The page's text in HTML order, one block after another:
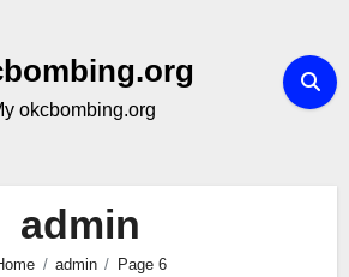
okcbombing.org
admin
admin Page 6